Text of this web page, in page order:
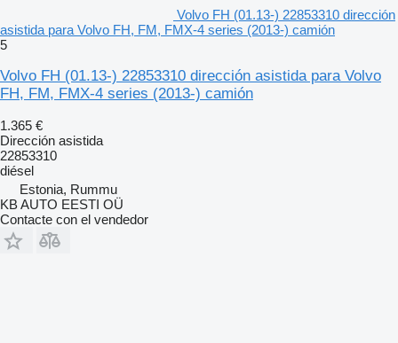
Volvo FH (01.13-) 22853310 dirección
asistida para Volvo FH, FM, FMX-4 series (2013-) camión
5
Volvo FH (01.13-) 22853310 dirección asistida para Volvo
FH, FM, FMX-4 series (2013-) camión
1.365 €
Dirección asistida
22853310
diésel
Estonia, Rummu
KB AUTO EESTI OÜ
Contacte con el vendedor